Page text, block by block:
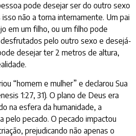
pode desejar ser do outro sexo
não a torna internamente. Um pai
em um filho, ou um filho pode
pelo outro sexo e desejá-
desejar ter 2 metros de altura,
“homem e mulher” e declarou Sua
1:27, 31). O plano de Deus era
na esfera da humanidade, a
pelo pecado. O pecado impactou
prejudicando não apenas o